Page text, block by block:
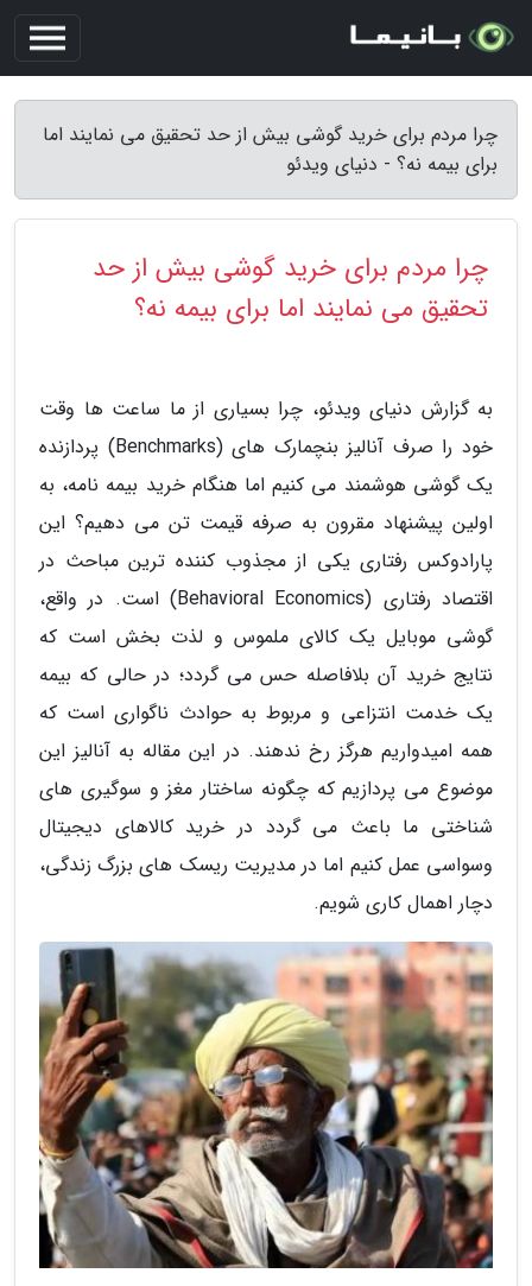
چرا مردم برای خرید گوشی بیش از حد تحقیق می نمایند اما
برای بیمه نه؟ - دنیای ویدئو
چرا مردم برای خرید گوشی بیش از حد
تحقیق می نمایند اما برای بیمه نه؟
به گزارش دنیای ویدئو، چرا بسیاری از ما ساعت ها وقت
خود را صرف آنالیز بنچمارک های (Benchmarks) پردازنده
یک گوشی هوشمند می کنیم اما هنگام خرید بیمه نامه، به
اولین پیشنهاد مقرون به صرفه قیمت تن می دهیم؟ این
پارادوکس رفتاری یکی از مجذوب کننده ترین مباحث در
اقتصاد رفتاری (Behavioral Economics) است. در واقع،
گوشی موبایل یک کالای ملموس و لذت بخش است که
نتایج خرید آن بلافاصله حس می گردد؛ در حالی که بیمه
یک خدمت انتزاعی و مربوط به حوادث ناگواری است که
همه امیدواریم هرگز رخ ندهند. در این مقاله به آنالیز این
موضوع می پردازیم که چگونه ساختار مغز و سوگیری های
شناختی ما باعث می گردد در خرید کالاهای دیجیتال
وسواسی عمل کنیم اما در مدیریت ریسک های بزرگ زندگی،
دچار اهمال کاری شویم.